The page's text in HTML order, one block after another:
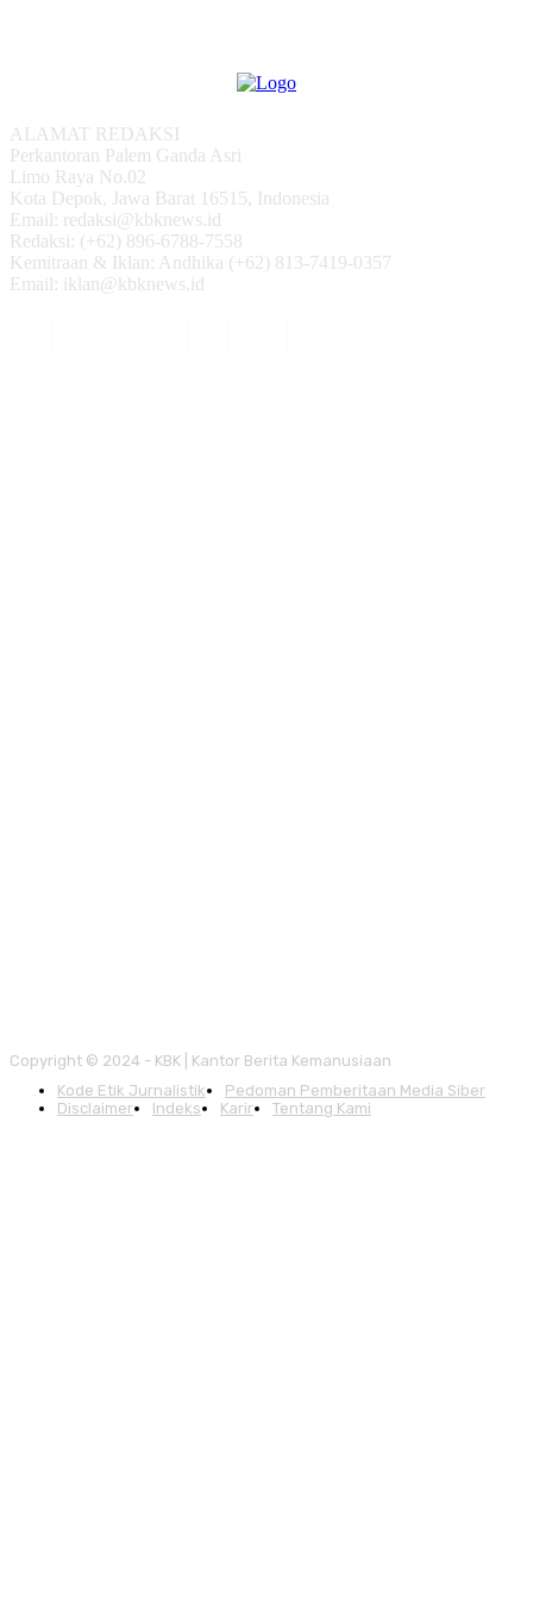
ALAMAT REDAKSI
Perkantoran Palem Ganda Asri
Limo Raya No.02
Kota Depok, Jawa Barat 16515, Indonesia
Email: redaksi@kbknews.id
Redaksi: (+62) 896-6788-7558
Kemitraan & Iklan: Andhika (+62) 813-7419-0357
Email: iklan@kbknews.id
Copyright © 2024 - KBK | Kantor Berita Kemanusiaan
Kode Etik Jurnalistik
Pedoman Pemberitaan Media Siber
Disclaimer
Indeks Karir Tentang Kami